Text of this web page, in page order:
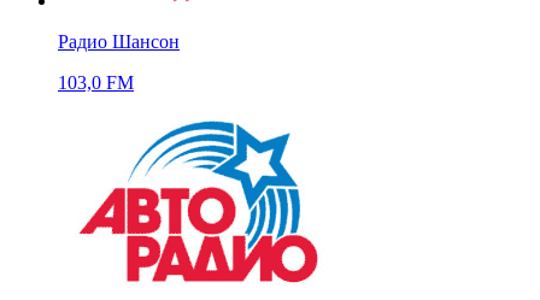
Радио Шансон
103,0 FM